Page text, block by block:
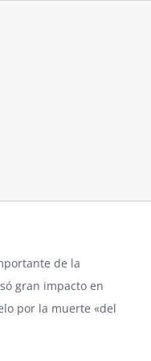
de la
gran impacto en
por la muerte «del